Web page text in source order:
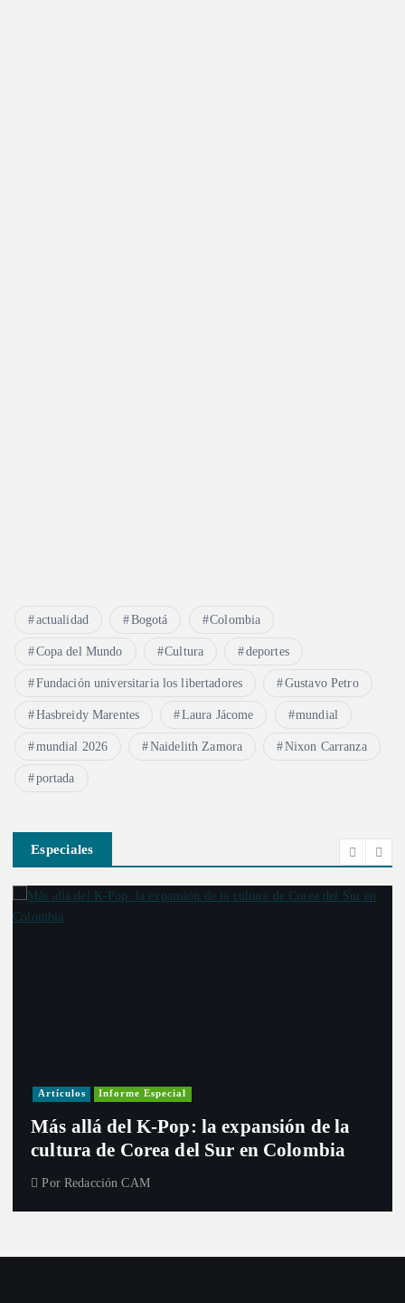
actualidad Bogotá Colombia
Copa del Mundo Cultura deportes
Fundación universitaria los libertadores Gustavo Petro
Hasbreidy Marentes Laura Jácome mundial
mundial 2026 Naidelith Zamora Nixon Carranza
portada
Especiales
Artículos Informe Especial
Más allá del K-Pop: la expansión de la
cultura de Corea del Sur en Colombia
Por Redacción CAM